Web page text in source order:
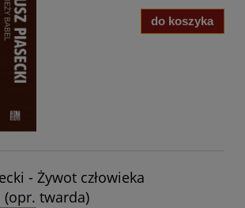
do koszyka
- Żywot człowieka
twarda)